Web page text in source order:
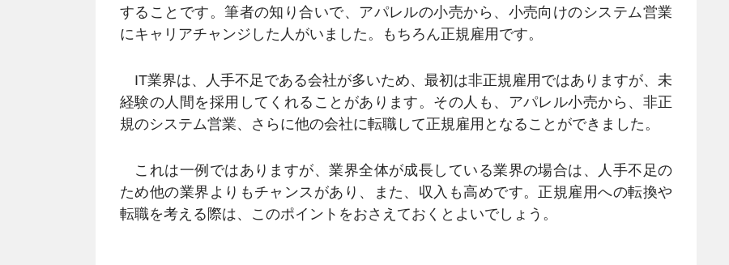
することです。筆者の知り合いで、アパレルの小売から、小売向けのシステム営業
にキャリアチャンジした人がいました。もちろん正規雇用です。
IT業界は、人手不足である会社が多いため、最初は非正規雇用ではありますが、未
経験の人間を採用してくれることがあります。その人も、アパレル小売から、非正
規のシステム営業、さらに他の会社に転職して正規雇用となることができました。
これは一例ではありますが、業界全体が成長している業界の場合は、人手不足の
ため他の業界よりもチャンスがあり、また、収入も高めです。正規雇用への転換や
転職を考える際は、このポイントをおさえておくとよいでしょう。